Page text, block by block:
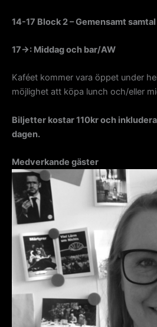
14-17 Block 2 – Gemensamt
17→: Middag och bar/AW
Kaféet kommer vara öppet under
möjlighet att köpa lunch och/eller
Biljetter kostar 110kr och
dagen.
Medverkande gäster